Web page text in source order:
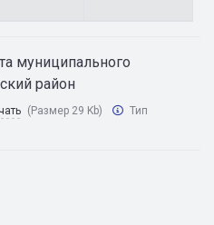
муниципального
район
(Размер 29 Kb)
Тип